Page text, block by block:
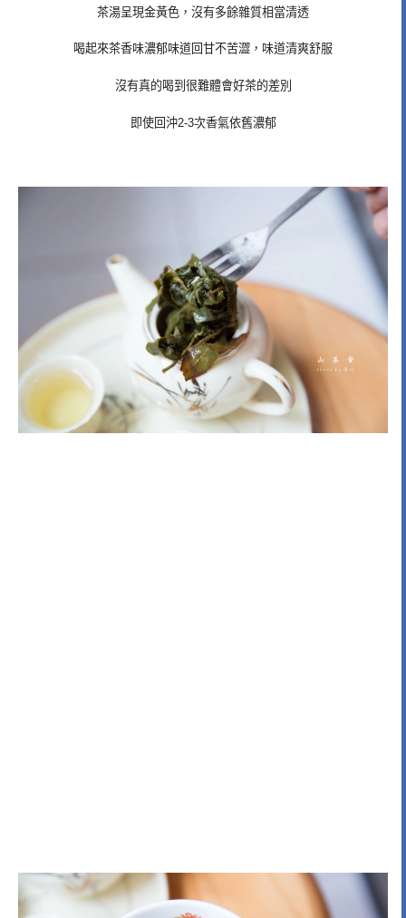
茶湯呈現金黃色，沒有多餘雜質相當清透
喝起來茶香味濃郁味道回甘不苦澀，味道清爽舒服
沒有真的喝到很難體會好茶的差別
即使回沖2-3次香氣依舊濃郁